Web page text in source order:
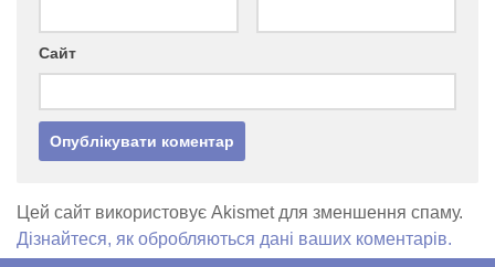
Сайт
Цей сайт використовує Akismet для зменшення спаму.
Дізнайтеся, як обробляються дані ваших коментарів.